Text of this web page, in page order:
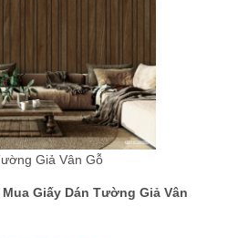
Giả Vân Gỗ
Giấy Dán Tường Giả Vân